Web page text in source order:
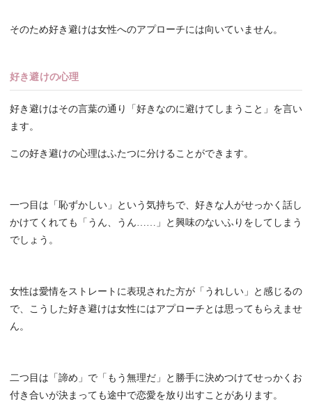
そのため好き避けは女性へのアプローチには向いていません。
好き避けの心理
好き避けはその言葉の通り「好きなのに避けてしまうこと」を言い
ます。
この好き避けの心理はふたつに分けることができます。
一つ目は「恥ずかしい」という気持ちで、好きな人がせっかく話し
かけてくれても「うん、うん……」と興味のないふりをしてしまう
でしょう。
女性は愛情をストレートに表現された方が「うれしい」と感じるの
で、こうした好き避けは女性にはアプローチとは思ってもらえませ
ん。
二つ目は「諦め」で「もう無理だ」と勝手に決めつけてせっかくお
付き合いが決まっても途中で恋愛を放り出すことがあります。